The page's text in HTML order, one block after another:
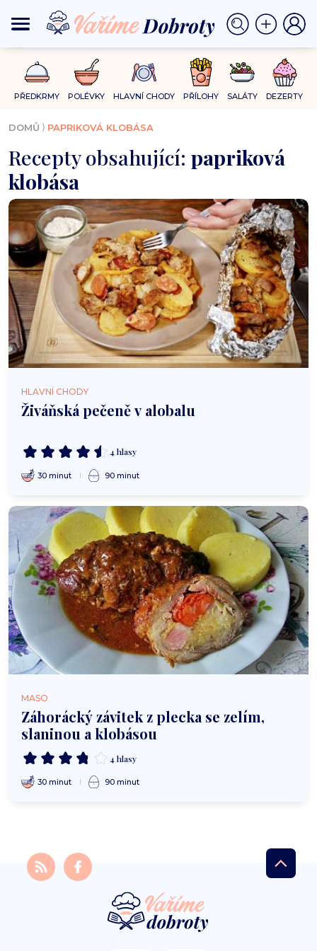
PŘEDKRMY POLÉVKY HLAVNÍ CHODY PŘÍLOHY SALÁTY DEZERTY
DOMŮ ⟩ PAPRIKOVÁ KLOBÁSA
Recepty obsahující: papriková
klobása
HLAVNÍ CHODY
Živáňská pečeně v alobalu
4 hlasy
30 minut 90 minut
MASO
Záhorácký závitek z plecka se zelím,
slaninou a klobásou
4 hlasy
30 minut 90 minut